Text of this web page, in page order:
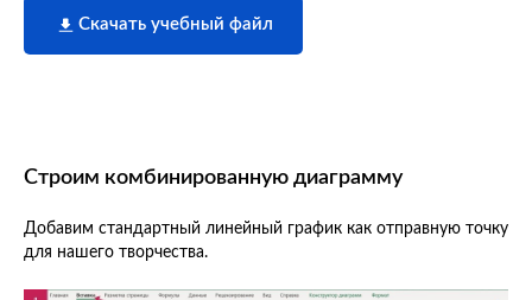
Скачать учебный файл
Строим комбинированную диаграмму
Добавим стандартный линейный график как отправную точку
для нашего творчества.